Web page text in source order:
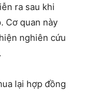
ra sau khi
Cơ quan này
nghiên cứu
lại hợp đồng